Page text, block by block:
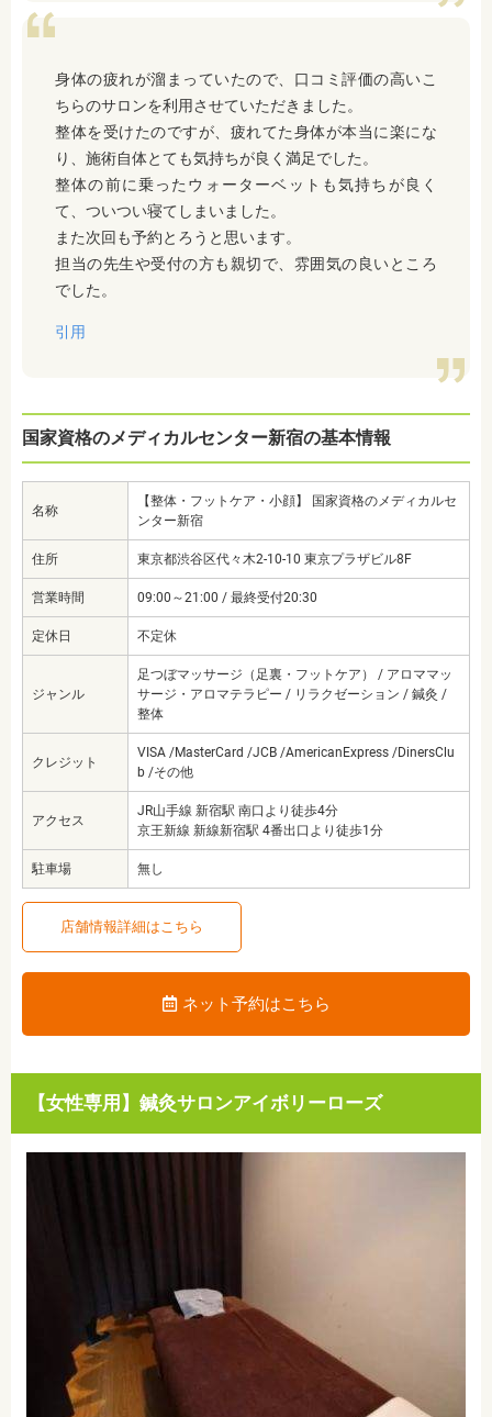
身体の疲れが溜まっていたので、口コミ評価の高いこ
ちらのサロンを利用させていただきました。
整体を受けたのですが、疲れてた身体が本当に楽にな
り、施術自体とても気持ちが良く満足でした。
整体の前に乗ったウォーターベットも気持ちが良く
て、ついつい寝てしまいました。
また次回も予約とろうと思います。
担当の先生や受付の方も親切で、雰囲気の良いところ
でした。
引用
国家資格のメディカルセンター新宿の基本情報
名称
【整体・フットケア・小顔】 国家資格のメディカルセ
ンター新宿
住所 東京都渋谷区代々木2-10-10 東京プラザビル8F
営業時間 09:00～21:00 / 最終受付20:30
定休日 不定休
ジャンル
足つぼマッサージ（足裏・フットケア） / アロママッ
サージ・アロマテラピー / リラクゼーション / 鍼灸 /
整体
クレジット
VISA /MasterCard /JCB /AmericanExpress /DinersClu
b /その他
アクセス
JR山手線 新宿駅 南口より徒歩4分
京王新線 新線新宿駅 4番出口より徒歩1分
駐車場 無し
店舗情報詳細はこちら
ネット予約はこちら
【女性専用】鍼灸サロンアイボリーローズ